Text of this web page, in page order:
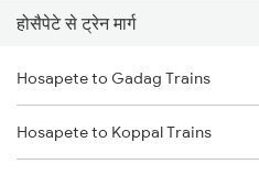
Mumbai to Pune Trains
Delhi to Jammu Trains
Mumbai to Delhi Trains
होसैपेटे से ट्रेन मार्ग
Hosapete to Gadag Trains
Hosapete to Koppal Trains